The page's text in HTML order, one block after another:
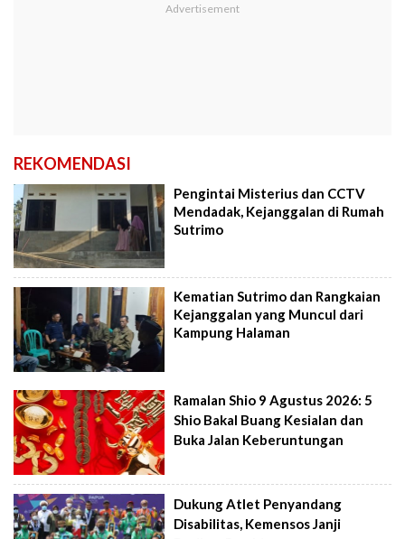
REKOMENDASI
Pengintai Misterius dan CCTV
Mendadak, Kejanggalan di Rumah
Sutrimo
Kematian Sutrimo dan Rangkaian
Kejanggalan yang Muncul dari
Kampung Halaman
Ramalan Shio 9 Agustus 2026: 5
Shio Bakal Buang Kesialan dan
Buka Jalan Keberuntungan
Dukung Atlet Penyandang
Disabilitas, Kemensos Janji